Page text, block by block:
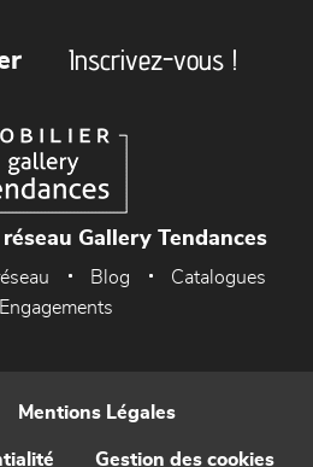
Inscrivez-vous !
Gallery Tendances
Blog
Catalogues
Engagements
Mentions Légales
Gestion des cookies